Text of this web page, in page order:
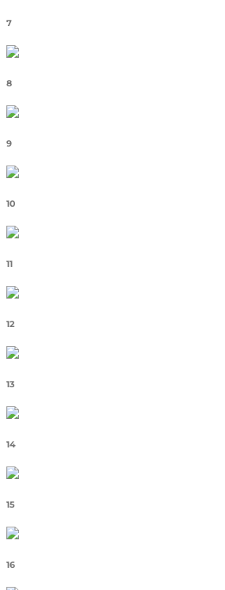
7
8
9
10
11
12
13
14
15
16